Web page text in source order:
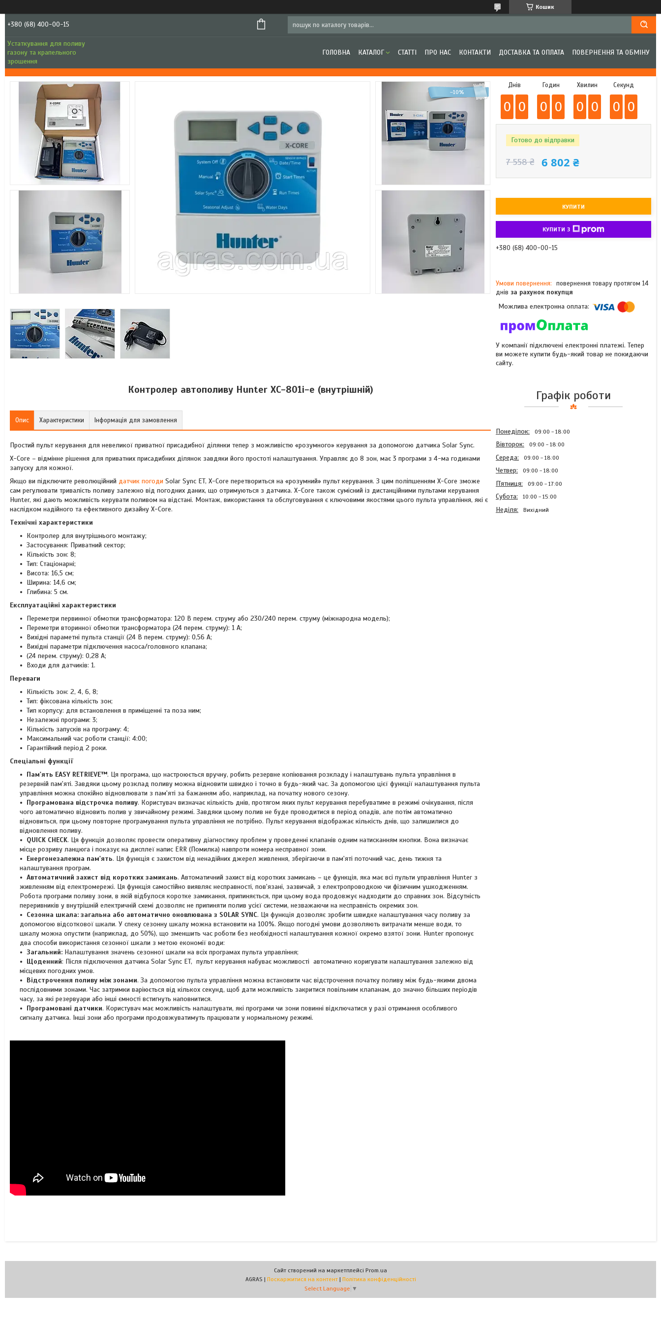
Кошик
+380 (68) 400-00-15
Устаткування для поливу
газону та крапельного
зрошення
ГОЛОВНА КАТАЛОГ СТАТТІ ПРО НАС КОНТАКТИ ДОСТАВКА ТА ОПЛАТА ПОВЕРНЕННЯ ТА ОБМІНУ
–10%
Контролер автополиву Hunter XC-801i-e (внутрішній)
Опис Характеристики Інформація для замовлення
Простий пульт керування для невеликої приватної присадибної ділянки тепер з можливістю «розумного» керування за допомогою датчика Solar Sync.
X-Core – відмінне рішення для приватних присадибних ділянок завдяки його простоті налаштування. Управляє до 8 зон, має 3 програми з 4-ма годинами
запуску для кожної.
Якщо ви підключите революційний датчик погоди Solar Sync ET, X-Core перетвориться на «розумний» пульт керування. З цим поліпшенням X-Core зможе
сам регулювати тривалість поливу залежно від погодних даних, що отримуються з датчика. X-Core також сумісний із дистанційними пультами керування
Hunter, які дають можливість керувати поливом на відстані. Монтаж, використання та обслуговування є ключовими якостями цього пульта управління, які є
наслідком надійного та ефективного дизайну X-Core.
Технічні характеристики
Контролер для внутрішнього монтажу;
Застосування: Приватний сектор;
Кількість зон: 8;
Тип: Стаціонарні;
Висота: 16,5 см;
Ширина: 14,6 см;
Глибина: 5 см.
Експлуатаційні характеристики
Переметри первинної обмотки трансформатора: 120 В перем. струму або 230/240 перем. струму (міжнародна модель);
Переметри вторинної обмотки трансформатора (24 перем. струму): 1 A;
Вихідні параметні пульта станції (24 В перем. струму): 0,56 А;
Вихідні параметри підключення насоса/головного клапана;
(24 перем. струму): 0,28 A;
Входи для датчиків: 1.
Переваги
Кількість зон: 2, 4, 6, 8;
Тип: фіксована кількість зон;
Тип корпусу: для встановлення в приміщенні та поза ним;
Незалежні програми: 3;
Кількість запусків на програму: 4;
Максимальний час роботи станції: 4:00;
Гарантійний період 2 роки.
Спеціальні функції
Пам'ять EASY RETRIEVE™. Ця програма, що настроюється вручну, робить резервне копіювання розкладу і налаштувань пульта управління в
резервній пам'яті. Завдяки цьому розклад поливу можна відновити швидко і точно в будь-який час. За допомогою цієї функції налаштування пульта
управління можна спокійно відновлювати з пам'яті за бажанням або, наприклад, на початку нового сезону.
Програмована відстрочка поливу. Користувач визначає кількість днів, протягом яких пульт керування перебуватиме в режимі очікування, після
чого автоматично відновить полив у звичайному режимі. Завдяки цьому полив не буде проводитися в період опадів, але потім автоматично
відновиться, при цьому повторне програмування пульта управління не потрібно. Пульт керування відображає кількість днів, що залишилися до
відновлення поливу.
QUICK CHECK. Ця функція дозволяє провести оперативну діагностику проблем у проведенні клапанів одним натисканням кнопки. Вона визначає
місце розриву ланцюга і показує на дисплеї напис ERR (Помилка) навпроти номера несправної зони.
Енергонезалежна пам'ять. Ця функція є захистом від ненадійних джерел живлення, зберігаючи в пам'яті поточний час, день тижня та
налаштування програм.
Автоматичний захист від коротких замикань. Автоматичний захист від коротких замикань – це функція, яка має всі пульти управління Hunter з
живленням від електромережі. Ця функція самостійно виявляє несправності, пов'язані, зазвичай, з електропроводкою чи фізичним ушкодженням.
Робота програми поливу зони, в якій відбулося коротке замикання, припиняється, при цьому вода продовжує надходити до справних зон. Відсутність
переривників у внутрішній електричній схемі дозволяє не припиняти полив усієї системи, незважаючи на несправність окремих зон.
Сезонна шкала: загальна або автоматично оновлювана з SOLAR SYNC. Ця функція дозволяє зробити швидке налаштування часу поливу за
допомогою відсоткової шкали. У спеку сезонну шкалу можна встановити на 100%. Якщо погодні умови дозволяють витрачати менше води, то
шкалу можна опустити (наприклад, до 50%), що зменшить час роботи без необхідності налаштування кожної окремо взятої зони. Hunter пропонує
два способи використання сезонної шкали з метою економії води:
Загальний: Налаштування значень сезонної шкали на всіх програмах пульта управління;
Щоденний: Після підключення датчика Solar Sync ET, пульт керування набуває можливості автоматично коригувати налаштування залежно від
місцевих погодних умов.
Відстрочення поливу між зонами. За допомогою пульта управління можна встановити час відстрочення початку поливу між будь-якими двома
послідовними зонами. Час затримки варіюється від кількох секунд, щоб дати можливість закритися повільним клапанам, до значно більших періодів
часу, за які резервуари або інші ємності встигнуть наповнитися.
Програмовані датчики. Користувач має можливість налаштувати, які програми чи зони повинні відключатися у разі отримання особливого
сигналу датчика. Інші зони або програми продовжуватимуть працювати у нормальному режимі.
Днів
0 0
Годин
0 0
Хвилин
0 0
Секунд
0 0
Готово до відправки
7 558 ₴ 6 802 ₴
КУПИТИ
КУПИТИ З
+380 (68) 400-00-15
повернення товару протягом 14
днів за рахунок покупця
У компанії підключені електронні платежі. Тепер
ви можете купити будь-який товар не покидаючи
сайту.
Графік роботи
Понеділок 09:00 18:00
Вівторок 09:00 18:00
Середа 09:00 18:00
Четвер 09:00 18:00
Пʼятниця 09:00 17:00
Субота 10:00 15:00
Неділя Вихідний
Сайт створений на маркетплейсі Prom.ua
AGRAS | Поскаржитися на контент | Політика конфіденційності
Select Language ▼